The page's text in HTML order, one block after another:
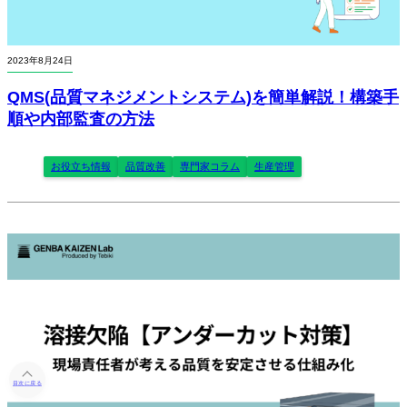
2023年8月24日
QMS(品質マネジメントシステム)を簡単解説！構築手
順や内部監査の方法
お役立ち情報 品質改善 専門家コラム 生産管理
目次に戻る